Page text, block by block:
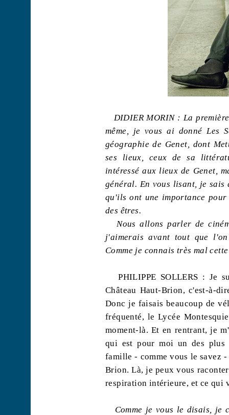
DIDIER MORIN : La
même, je vous ai donné
géographie de Genet, dont
ses lieux, ceux de sa
intéressé aux lieux de Genet,
général. En vous lisant, je sais
qu'ils ont une importance
des êtres.
Nous allons parler de
j'aimerais avant tout que
Comme je connais très mal
PHILIPPE SOLLERS : Je
Château Haut-Brion, c'est-à-
Donc je faisais beaucoup de
fréquenté, le Lycée
moment-là. Et en rentrant, je
qui est pour moi un des
famille - comme vous le savez
Brion. Là, je peux vous
respiration intérieure, et ce qui
Comme je vous le disais, je